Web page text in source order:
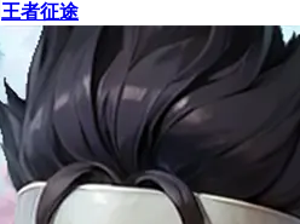
王者征途